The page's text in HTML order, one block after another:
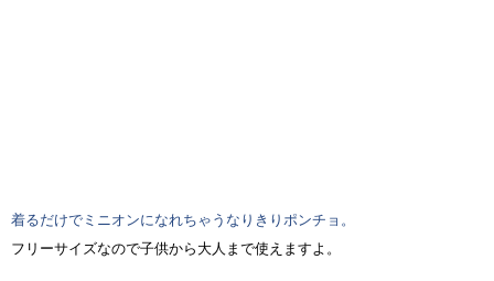
着るだけでミニオンになれちゃうなりきりポンチョ。
フリーサイズなので子供から大人まで使えますよ。